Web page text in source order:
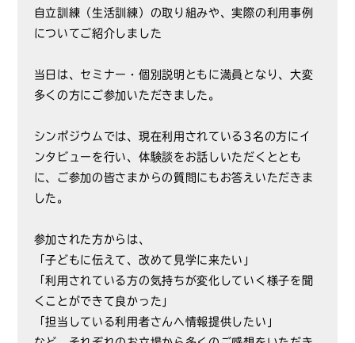
自立訓練（生活訓練）の取り組みや、実際の利用事例
についてご紹介しました
当日は、セミナー・個別説明ともに満員となり、大変
多くの方にご参加いただきました。
シンポジウムでは、現在利用されている3名の方にイ
ンタビューを行い、体験談をお話しいただくととも
に、ご参加の皆さまからの質問にもお答えいただきま
した。
参加された方からは、
「子どもに伝えて、改めて見学に来たい」
「利用されている方の気持ちが変化していく様子を聞
くことができて良かった」
「担当している利用者さんへ情報提供したい」